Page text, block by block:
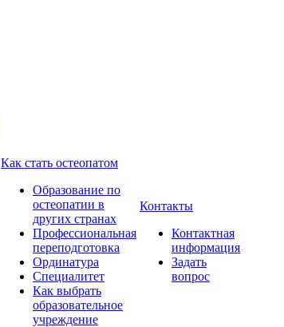
Как стать остеопатом
Образование по
остеопатии в
других странах
Профессиональная
переподготовка
Ординатура
Специалитет
Как выбрать
образовательное
учреждение
Контакты
Контактная
информация
Задать
вопрос